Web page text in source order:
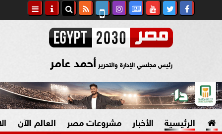
رئيس مجلسي الإدارة والتحرير أحمد عامر
الرئيسية الأخبار مشروعات مصر العالم الآن